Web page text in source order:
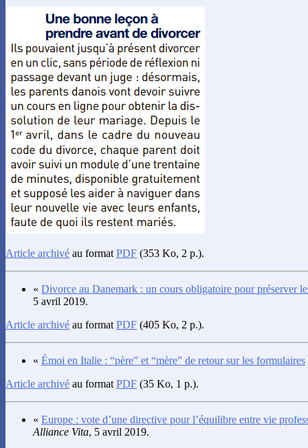
Article archivé au format PDF (353 Ko, 2 p.).
« Divorce au Danemark : un cours obligatoire pour préserver
5 avril 2019.
Article archivé au format PDF (405 Ko, 2 p.).
« Émoi en Italie : “père” et “mère” de retour sur les formulaires
Article archivé au format PDF (35 Ko, 1 p.).
« Europe : vote d’une directive pour l’équilibre entre vie
Alliance Vita, 5 avril 2019.